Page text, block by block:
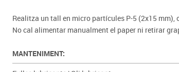
Realitza un tall en micro partícules P-5 (2x15
No cal alimentar manualment el paper ni retirar
MANTENIMENT: